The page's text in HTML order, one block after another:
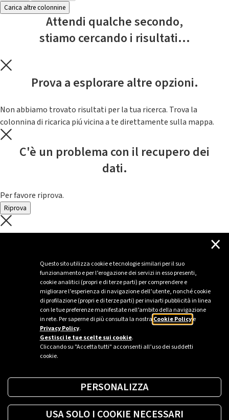
Questo sito utilizza cookie e tecnologie similari per il suo
funzionamento e per l’erogazione dei servizi in esso presenti,
cookie analitici (propri e di terze parti) per comprendere e
migliorare l’esperienza di navigazione dell’utente, nonché cookie
di profilazione (propri e di terze parti) per inviarti pubblicità in linea
con le tue preferenze manifestate nell’ambito della navigazione
in rete. Per saperne di più consulta la nostra Cookie Policye
Privacy Policy.
Gestisci le tue scelte sui cookie.
Cliccando su "Accetta tutti" acconsenti all’uso dei suddetti
cookie.
×
PERSONALIZZA
USA SOLO I COOKIE NECESSARI
Carica altre colonnine
Attendi qualche secondo,
stiamo cercando i risultati...
Prova a esplorare altre opzioni.
Non abbiamo trovato risultati per la tua ricerca. Trova la
colonnina di ricarica piú vicina a te direttamente sulla mappa.
C'è un problema con il recupero dei
dati.
Per favore riprova.
Riprova
C'è un problema con il recupero dei
Per favore riprova piú tardi
Sei un’azienda o una PA?
Trova la soluzione più giusta per te.
Richiedi una colonnina